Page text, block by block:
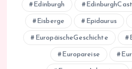
Edinburgh
Eisberge Epidaurus
EuropäischeGeschichte
Europareise